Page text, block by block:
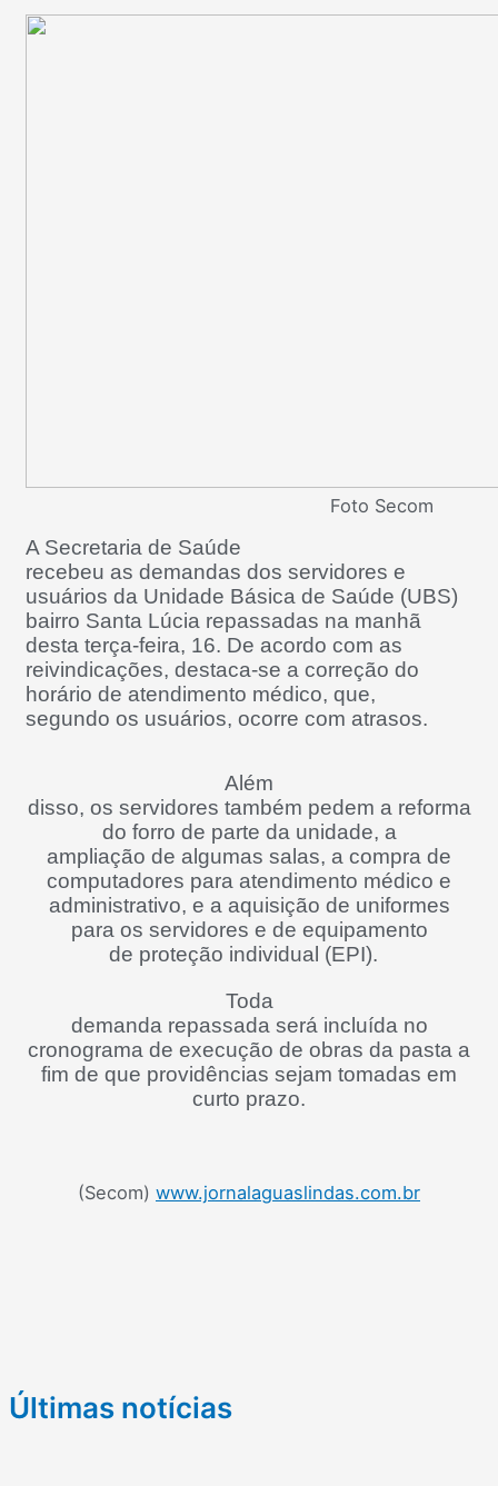
Foto Secom
A Secretaria de Saúde
recebeu as demandas dos servidores e
usuários da Unidade Básica de Saúde (UBS)
bairro Santa Lúcia repassadas na manhã
desta terça-feira, 16. De acordo com as
reivindicações, destaca-se a correção do
horário de atendimento médico, que,
segundo os usuários, ocorre com atrasos.
Além
disso, os servidores também pedem a reforma
do forro de parte da unidade, a
ampliação de algumas salas, a compra de
computadores para atendimento médico e
administrativo, e a aquisição de uniformes
para os servidores e de equipamento
de proteção individual (EPI).
Toda
demanda repassada será incluída no
cronograma de execução de obras da pasta a
fim de que providências sejam tomadas em
curto prazo.
(Secom) www.jornalaguaslindas.com.br
Últimas notícias